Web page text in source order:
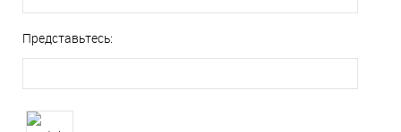
Представьтесь: